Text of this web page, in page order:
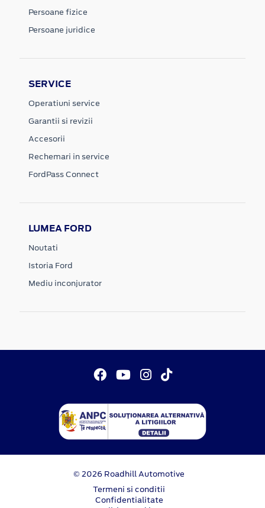
Persoane fizice
Persoane juridice
SERVICE
Operatiuni service
Garantii si revizii
Accesorii
Rechemari in service
FordPass Connect
LUMEA FORD
Noutati
Istoria Ford
Mediu inconjurator
© 2026 Roadhill Automotive
Termeni si conditii
Confidentialitate